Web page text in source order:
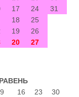
17 24
31
18
25
19
26
20 27
9 16 23
30